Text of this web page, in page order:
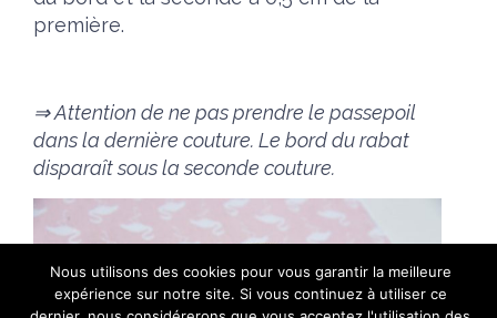
première.
⇒ Attention de ne pas prendre le passepoil
dans la dernière couture. Le bord du rabat
disparaît sous la seconde couture.
Nous utilisons des cookies pour vous garantir la meilleure
expérience sur notre site. Si vous continuez à utiliser ce